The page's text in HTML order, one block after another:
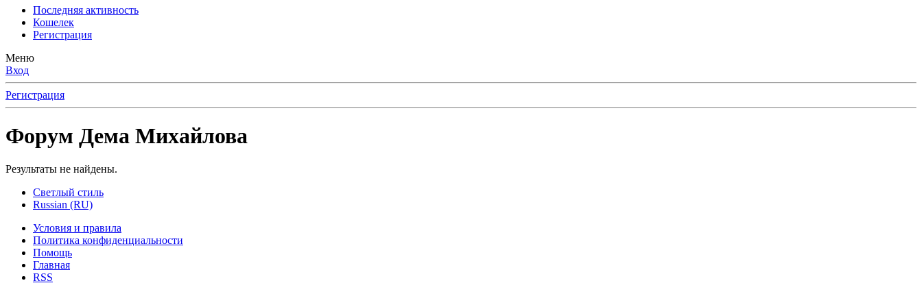
Последняя активность
Кошелек
Регистрация
Меню
Вход
Регистрация
Форум Дема Михайлова
Результаты не найдены.
Светлый стиль
Russian (RU)
Условия и правила
Политика конфиденциальности
Помощь
Главная
RSS